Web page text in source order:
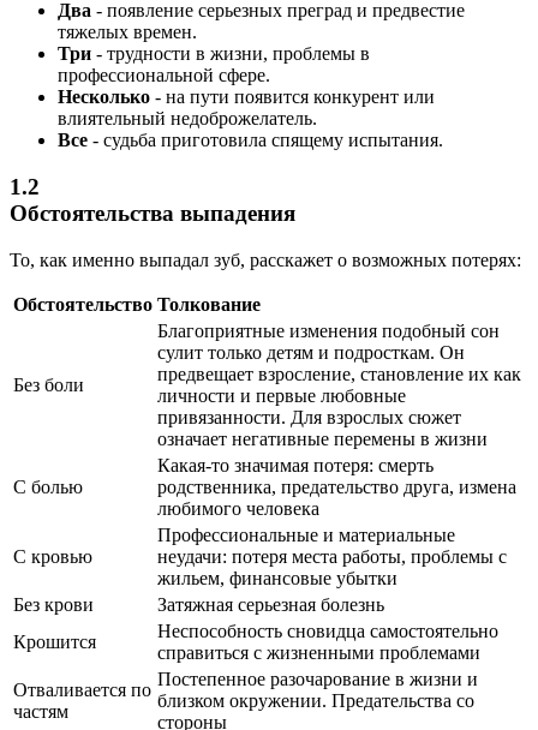
Два - появление серьезных преград и предвестие
тяжелых времен.
Три - трудности в жизни, проблемы в
профессиональной сфере.
Несколько - на пути появится конкурент или
влиятельный недоброжелатель.
Все - судьба приготовила спящему испытания.
1.2
Обстоятельства выпадения
То, как именно выпадал зуб, расскажет о возможных потерях:
Обстоятельство Толкование
Без боли
Благоприятные изменения подобный сон
сулит только детям и подросткам. Он
предвещает взросление, становление их как
личности и первые любовные
привязанности. Для взрослых сюжет
означает негативные перемены в жизни
С болью
Какая-то значимая потеря: смерть
родственника, предательство друга, измена
любимого человека
С кровью
Профессиональные и материальные
неудачи: потеря места работы, проблемы с
жильем, финансовые убытки
Без крови
Затяжная серьезная болезнь
Крошится
Неспособность сновидца самостоятельно
справиться с жизненными проблемами
Отваливается по
частям
Постепенное разочарование в жизни и
близком окружении. Предательства со
стороны